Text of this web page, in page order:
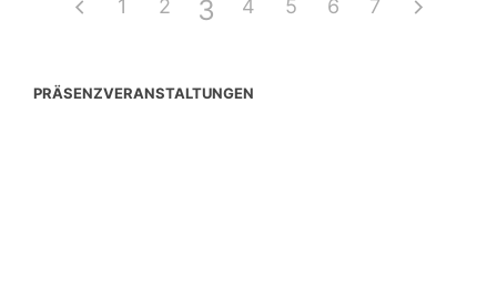
1 2 3 4 5 6 7
PRÄSENZVERANSTALTUNGEN